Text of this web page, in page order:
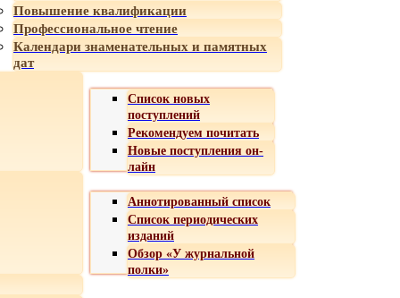
Повышение квалификации
Профессиональное чтение
Календари знаменательных и памятных
дат
Список новых
поступлений
Рекомендуем почитать
Новые поступления он-
лайн
Аннотированный список
Список периодических
изданий
Обзор «У журнальной
полки»